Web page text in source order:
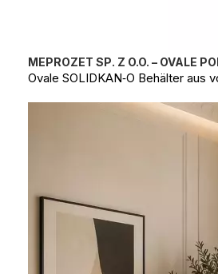
MEPROZET SP. Z O.O. – OVALE
Ovale SOLIDKAN‑O Behälter aus